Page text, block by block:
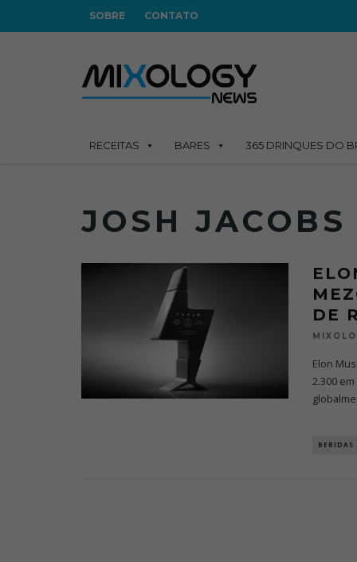
SOBRE CONTATO
RECEITAS BARES 365 DRINQUES DO
JOSH JACOBS
DE
Elon
2.300
BEBIDAS